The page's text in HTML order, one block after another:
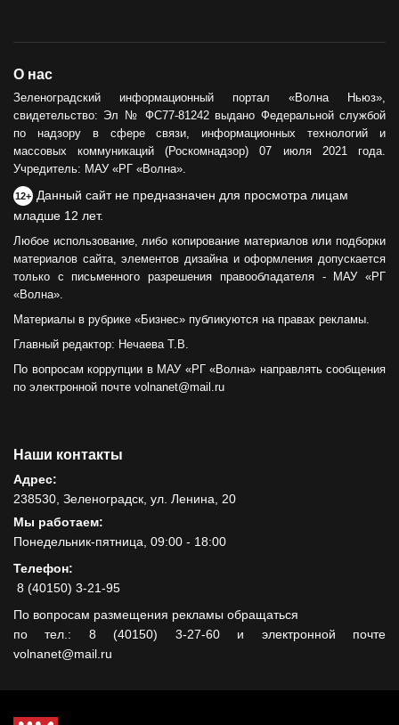
О нас
Зеленоградский информационный портал «Волна Ньюз»,
свидетельство: Эл № ФС77-81242 выдано Федеральной службой
по надзору в сфере связи, информационных технологий и
массовых коммуникаций (Роскомнадзор) 07 июля 2021 года.
Учредитель: МАУ «РГ «Волна».
12+ Данный сайт не предназначен для просмотра лицам
младше 12 лет.
Любое использование, либо копирование материалов или подборки
материалов сайта, элементов дизайна и оформления допускается
только с письменного разрешения правообладателя - МАУ «РГ
«Волна».
Материалы в рубрике «Бизнес» публикуются на правах рекламы.
Главный редактор: Нечаева Т.В.
По вопросам коррупции в МАУ «РГ «Волна» направлять сообщения
по электронной почте volnanet@mail.ru
Наши контакты
Адрес:
238530, Зеленоградск, ул. Ленина, 20
Мы работаем:
Понедельник-пятница, 09:00 - 18:00
Телефон:
8 (40150) 3-21-95
По вопросам размещения рекламы обращаться
по тел.: 8 (40150) 3-27-60 и электронной почте
volnanet@mail.ru